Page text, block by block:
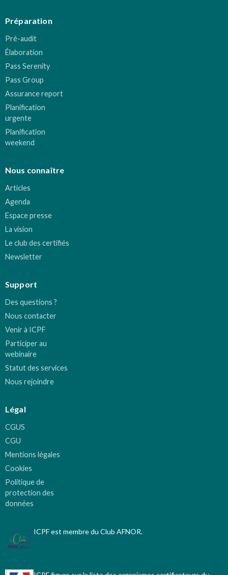
Préparation
Pré-audit
Élaboration
Pass Serenity
Pass Group
Assurance report
Planification
urgente
Planification
weekend
Nous connaître
Articles
Agenda
Espace presse
La vision
Le club des certifiés
Newsletter
Support
Des questions ?
Nous contacter
Venir à ICPF
Participer au
webinaire
Statut des services
Nous rejoindre
Légal
CGUS
CGU
Mentions légales
Cookies
Politique de
protection des
données
ICPF est membre du Club AFNOR.